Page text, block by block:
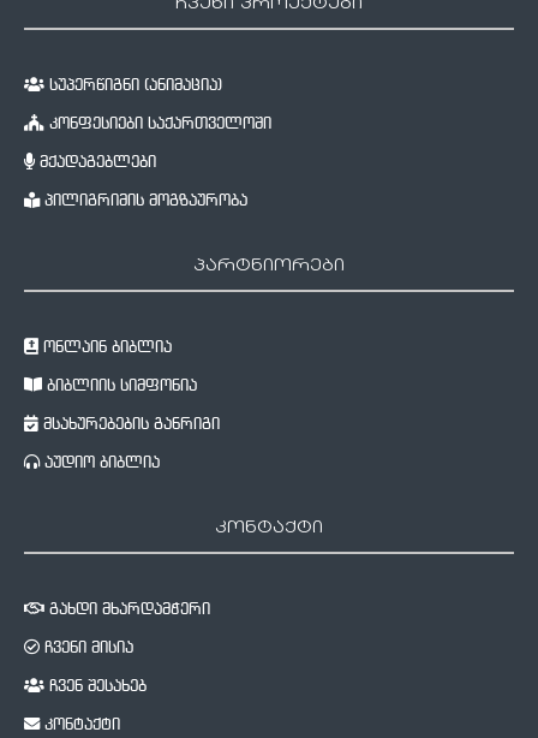
ჩვენი პროექტები
სუპერწიგნი (ანიმაცია)
კონფესიები საქართველოში
მქადაგებლები
პილიგრიმის მოგზაურობა
პარტნიორები
ონლაინ ბიბლია
ბიბლიის სიმფონია
მსახურებების განრიგი
აუდიო ბიბლია
კონტაქტი
გახდი მხარდამჭერი
ჩვენი მისია
ჩვენ შესახებ
კონტაქტი